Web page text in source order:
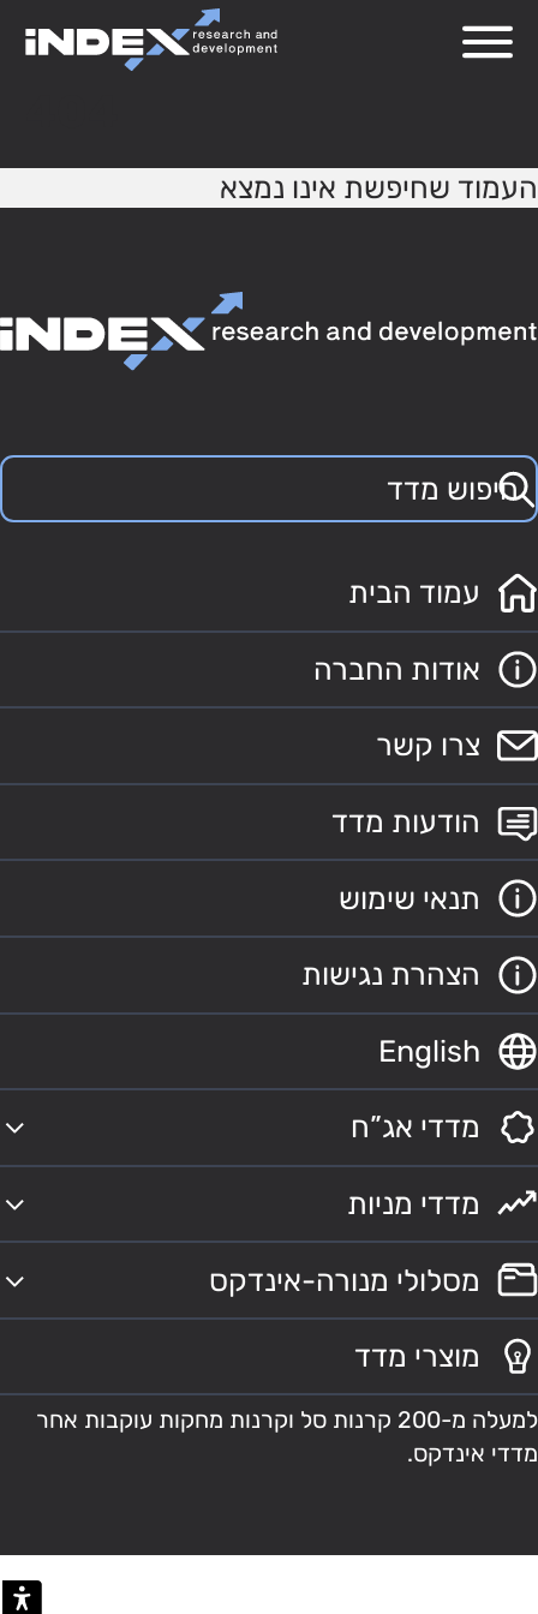
העמוד שחיפשת אינו נמצא
עמוד הבית
אודות החברה
צרו קשר
הודעות מדד
תנאי שימוש
הצהרת נגישות
English
מדדי אג”ח
מדדי מניות
מסלולי מנורה-אינדקס
מוצרי מדד
למעלה מ-200 קרנות סל וקרנות מחקות עוקבות אחר
מדדי אינדקס.